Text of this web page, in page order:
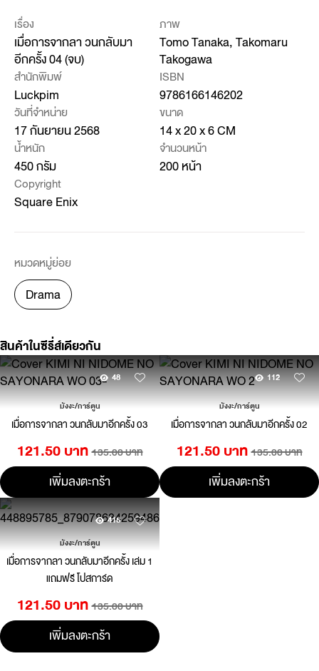
เรื่อง
เมื่อการจากลา วนกลับมา
อีกครั้ง 04 (จบ)
ภาพ
Tomo Tanaka, Takomaru
Takogawa
สำนักพิมพ์
Luckpim
ISBN
9786166146202
วันที่จำหน่าย
17 กันยายน 2568
ขนาด
14 x 20 x 6 CM
น้ำหนัก
450 กรัม
จำนวนหน้า
200 หน้า
Copyright
Square Enix
หมวดหมู่ย่อย
Drama
สินค้าในซีรี่ส์เดียวกัน
48
มังงะ/การ์ตูน
เมื่อการจากลา วนกลับมาอีกครั้ง 03
121.50 บาท 135.00 บาท
เพิ่มลงตะกร้า
112
มังงะ/การ์ตูน
เมื่อการจากลา วนกลับมาอีกครั้ง 02
121.50 บาท 135.00 บาท
เพิ่มลงตะกร้า
415
มังงะ/การ์ตูน
เมื่อการจากลา วนกลับมาอีกครั้ง เล่ม 1
แถมฟรี โปสการ์ด
121.50 บาท 135.00 บาท
เพิ่มลงตะกร้า